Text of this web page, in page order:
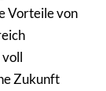
Vorteile von
Zukunft